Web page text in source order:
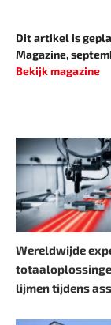
Dit artikel is
Magazine,
Bekijk magazine
Wereldwijde
lijmen tijdens